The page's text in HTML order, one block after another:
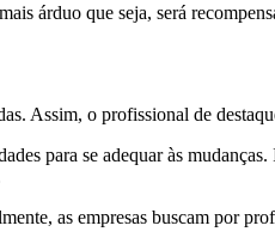
árduo que seja, será
Assim, o profissional de
para se adequar às
as empresas buscam por